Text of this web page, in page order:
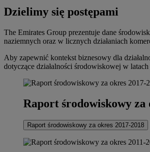
Dzielimy się postępami
The Emirates Group prezentuje dane
naziemnych oraz w licznych działaniach
Aby zapewnić kontekst biznesowy dla
dotyczące działalności środowiskowej w
Raport środowiskowy za
Raport środowiskowy za okres 2017-2018